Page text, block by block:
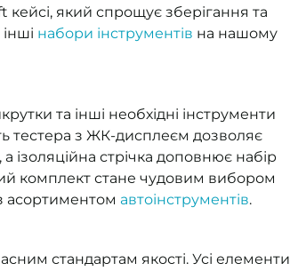
кейсі, який спрощує зберігання та
набори інструментів на нашому
та інші необхідні інструменти
тестера з ЖК-дисплеєм дозволяє
ізоляційна стрічка доповнює набір
комплект стане чудовим вибором
асортиментом автоінструментів.
стандартам якості. Усі елементи